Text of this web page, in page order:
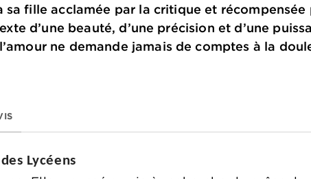
sa fille acclamée par la critique et
d’une beauté, d’une précision et d’une
ne demande jamais de comptes à la
Lycéens